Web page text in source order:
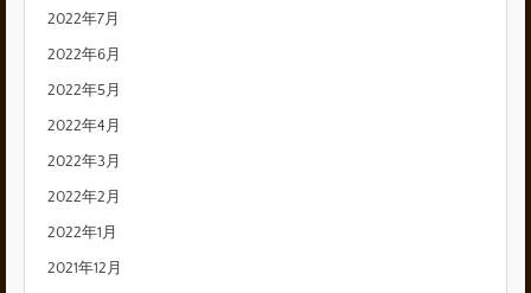
2022年7月
2022年6月
2022年5月
2022年4月
2022年3月
2022年2月
2022年1月
2021年12月